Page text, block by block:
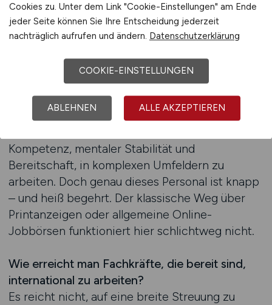
Fachkräften
Globale Bauprojekte verlangen nach Personal,
mobil, anpassungsfähig und belastbar ist. Diese
Anforderungen gehen weit über das hinaus, was
auf regionalen Baustellen gefragt ist. Wer
international baut, braucht Menschen mit
Kompetenz, mentaler Stabilität und
Bereitschaft, in komplexen Umfeldern zu
arbeiten. Doch genau dieses Personal ist knapp
– und heiß begehrt. Der klassische Weg über
Printanzeigen oder allgemeine Online-
Jobbörsen funktioniert hier schlichtweg nicht.
Wie erreicht man Fachkräfte, die bereit sind,
international zu arbeiten?
Es reicht nicht, auf eine breite Streuung zu
Cookies zu. Unter dem Link "Cookie-Einstellungen" am Ende
jeder Seite können Sie Ihre Entscheidung jederzeit
nachträglich aufrufen und ändern. Datenschutzerklärung
COOKIE-EINSTELLUNGEN
ABLEHNEN ALLE AKZEPTIEREN